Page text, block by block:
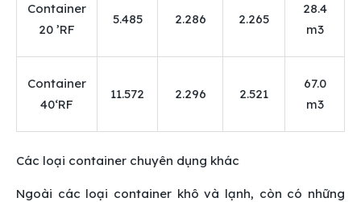
Container
20 ’RF
5.485 2.286 2.265
28.4
m3
Container
40‘RF
11.572 2.296 2.521
67.0
m3
Các loại container chuyên dụng khác
Ngoài các loại container khô và lạnh, còn có những